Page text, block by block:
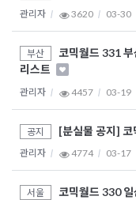
관리자 3620 03-30
부산
코믹월드 331
리스트
관리자 4457 03-19
공지 [분실물 공지] 코
관리자 4774 03-17
서울
코믹월드 330